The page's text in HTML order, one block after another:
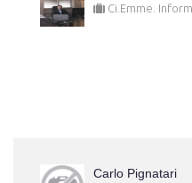
Ci.Emme.
Carlo Pignatari